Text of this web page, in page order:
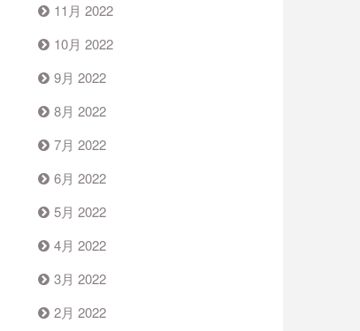
11月 2022
10月 2022
9月 2022
8月 2022
7月 2022
6月 2022
5月 2022
4月 2022
3月 2022
2月 2022